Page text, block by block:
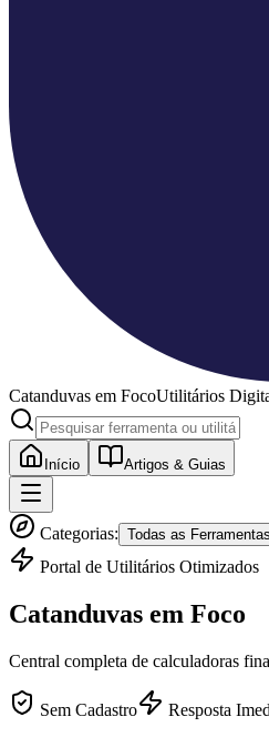
Catanduvas em FocoUtilitários
Início Artigos & Guias
Categorias: Todas as Ferramentas
Portal de Utilitários Otimizados
Catanduvas em Foco
Central completa de calculadoras
Sem Cadastro Resposta